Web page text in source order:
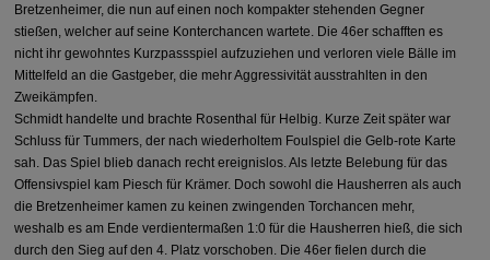
Bretzenheimer, die nun auf einen noch kompakter stehenden Gegner
stießen, welcher auf seine Konterchancen wartete. Die 46er schafften es
nicht ihr gewohntes Kurzpassspiel aufzuziehen und verloren viele Bälle im
Mittelfeld an die Gastgeber, die mehr Aggressivität ausstrahlten in den
Zweikämpfen.
Schmidt handelte und brachte Rosenthal für Helbig. Kurze Zeit später war
Schluss für Tummers, der nach wiederholtem Foulspiel die Gelb-rote Karte
sah. Das Spiel blieb danach recht ereignislos. Als letzte Belebung für das
Offensivspiel kam Piesch für Krämer. Doch sowohl die Hausherren als auch
die Bretzenheimer kamen zu keinen zwingenden Torchancen mehr,
weshalb es am Ende verdientermaßen 1:0 für die Hausherren hieß, die sich
durch den Sieg auf den 4. Platz vorschoben. Die 46er fielen durch die